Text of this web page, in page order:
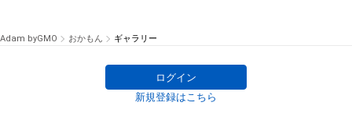
Adam byGMO おかもん ギャラリー
ログイン
新規登録はこちら